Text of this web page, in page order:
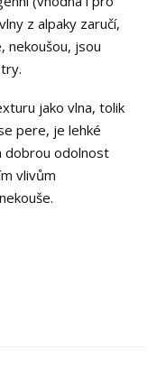
z alpaky zaručí,
nekoušou, jsou
jako vlna, tolik
pere, je lehké
dobrou odolnost
vlivům